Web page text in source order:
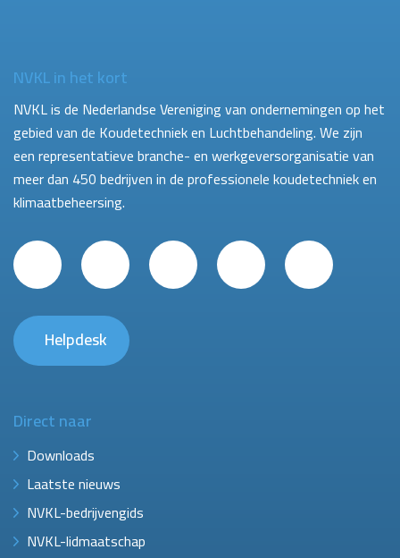
NVKL in het kort
NVKL is de Nederlandse Vereniging van ondernemingen op het
gebied van de Koudetechniek en Luchtbehandeling. We zijn
een representatieve branche- en werkgeversorganisatie van
meer dan 450 bedrijven in de professionele koudetechniek en
klimaatbeheersing.
Helpdesk
Direct naar
Downloads
Laatste nieuws
NVKL-bedrijvengids
NVKL-lidmaatschap